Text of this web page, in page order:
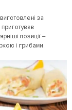
за
позиції –
і грибами.